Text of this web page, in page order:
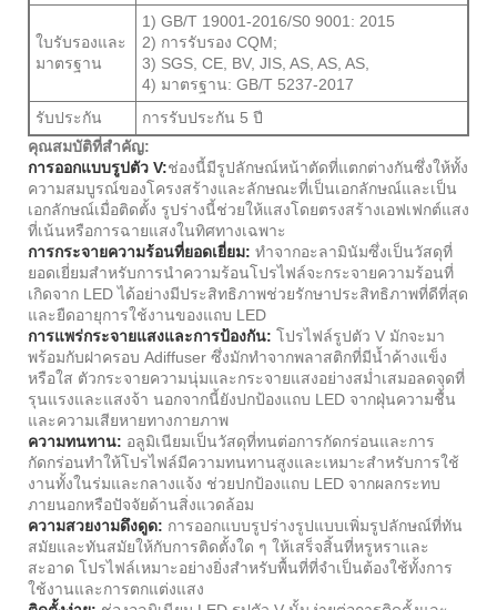
ใบรับรองและ
มาตรฐาน
1) GB/T 19001-2016/S0 9001: 2015
2) การรับรอง CQM;
3) SGS, CE, BV, JIS, AS, AS, AS,
4) มาตรฐาน: GB/T 5237-2017
รับประกัน
การรับประกัน 5 ปี
คุณสมบัติที่สำคัญ:
การออกแบบรูปตัว V:ช่องนี้มีรูปลักษณ์หน้าตัดที่แตกต่างกันซึ่งให้ทั้ง
ความสมบูรณ์ของโครงสร้างและลักษณะที่เป็นเอกลักษณ์และเป็น
เอกลักษณ์เมื่อติดตั้ง รูปร่างนี้ช่วยให้แสงโดยตรงสร้างเอฟเฟกต์แสง
ที่เน้นหรือการฉายแสงในทิศทางเฉพาะ
การกระจายความร้อนที่ยอดเยี่ยม: ทำจากอะลามินัมซึ่งเป็นวัสดุที่
ยอดเยี่ยมสำหรับการนำความร้อนโปรไฟล์จะกระจายความร้อนที่
เกิดจาก LED ได้อย่างมีประสิทธิภาพช่วยรักษาประสิทธิภาพที่ดีที่สุด
และยืดอายุการใช้งานของแถบ LED
การแพร่กระจายแสงและการป้องกัน: โปรไฟล์รูปตัว V มักจะมา
พร้อมกับฝาครอบ Adiffuser ซึ่งมักทำจากพลาสติกที่มีน้ำค้างแข็ง
หรือใส ตัวกระจายความนุ่มและกระจายแสงอย่างสม่ำเสมอลดจุดที่
รุนแรงและแสงจ้า นอกจากนี้ยังปกป้องแถบ LED จากฝุ่นความชื้น
และความเสียหายทางกายภาพ
ความทนทาน: อลูมิเนียมเป็นวัสดุที่ทนต่อการกัดกร่อนและการ
กัดกร่อนทำให้โปรไฟล์มีความทนทานสูงและเหมาะสำหรับการใช้
งานทั้งในร่มและกลางแจ้ง ช่วยปกป้องแถบ LED จากผลกระทบ
ภายนอกหรือปัจจัยด้านสิ่งแวดล้อม
ความสวยงามดึงดูด: การออกแบบรูปร่างรูปแบบเพิ่มรูปลักษณ์ที่ทัน
สมัยและทันสมัยให้กับการติดตั้งใด ๆ ให้เสร็จสิ้นที่หรูหราและ
สะอาด โปรไฟล์เหมาะอย่างยิ่งสำหรับพื้นที่ที่จำเป็นต้องใช้ทั้งการ
ใช้งานและการตกแต่งแสง